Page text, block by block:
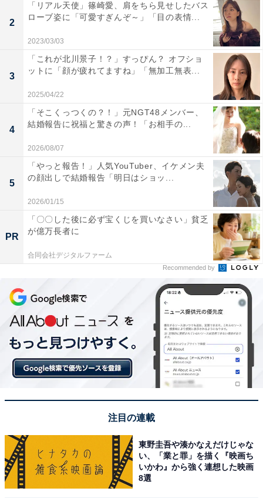
2
「リアル天使」篠崎愛、肩をちら見せしたバス
ローブ姿に「可愛すぎんぞ～」「目の表情...
2023/03/03
3
「これが北川景子！？」すっぴん？ オフショ
ットに「顔が疲れてますね」「無加工無表...
2025/04/22
4
「そこくっつくの？！」元NGT48メンバー、
結婚報告に祝福と驚きの声！「お相手の...
2026/08/07
5
「やっと報告！」人気YouTuber、イケメン夫
の顔出しで結婚報告「明日はショッ...
2026/01/15
PR
「〇〇した後に必ず宝くじを買いなさい」貧乏
が億万長者に
合同会社デジタルファーム
Recommended by
注目の連載
東野圭吾や湊かなえだけじゃな
い、「業と罪」を描く『映画ち
いかわ』から強く連想した映画
8選